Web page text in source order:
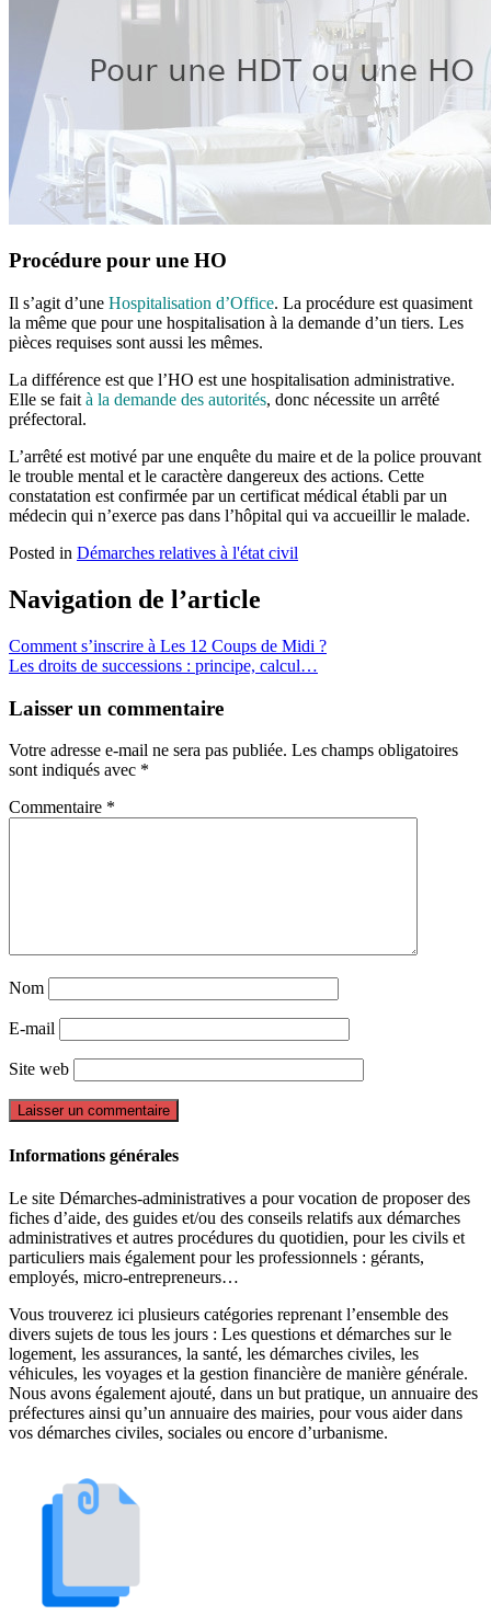
Procédure pour une HO
Il s’agit d’une Hospitalisation d’Office. La procédure est quasiment
la même que pour une hospitalisation à la demande d’un tiers. Les
pièces requises sont aussi les mêmes.
La différence est que l’HO est une hospitalisation administrative.
Elle se fait à la demande des autorités, donc nécessite un arrêté
préfectoral.
L’arrêté est motivé par une enquête du maire et de la police prouvant
le trouble mental et le caractère dangereux des actions. Cette
constatation est confirmée par un certificat médical établi par un
médecin qui n’exerce pas dans l’hôpital qui va accueillir le malade.
Posted in Démarches relatives à l'état civil
Navigation de l’article
Comment s’inscrire à Les 12 Coups de Midi ?
Les droits de successions : principe, calcul…
Laisser un commentaire
Votre adresse e-mail ne sera pas publiée. Les champs obligatoires
sont indiqués avec *
Commentaire *
Nom
E-mail
Site web
Informations générales
Le site Démarches-administratives a pour vocation de proposer des
fiches d’aide, des guides et/ou des conseils relatifs aux démarches
administratives et autres procédures du quotidien, pour les civils et
particuliers mais également pour les professionnels : gérants,
employés, micro-entrepreneurs…
Vous trouverez ici plusieurs catégories reprenant l’ensemble des
divers sujets de tous les jours : Les questions et démarches sur le
logement, les assurances, la santé, les démarches civiles, les
véhicules, les voyages et la gestion financière de manière générale.
Nous avons également ajouté, dans un but pratique, un annuaire des
préfectures ainsi qu’un annuaire des mairies, pour vous aider dans
vos démarches civiles, sociales ou encore d’urbanisme.